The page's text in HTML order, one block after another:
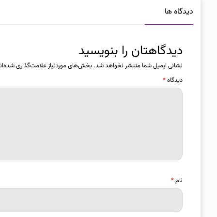
دیدگاه ها
دیدگاهتان را بنویسید
نشانی ایمیل شما منتشر نخواهد شد. بخش‌های موردنیاز علامت‌گذاری
دیدگاه*
نام*